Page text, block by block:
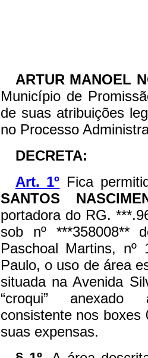
ARTUR MANOEL
Município de
de suas atribuições
no Processo
DECRETA:
Art. 1º Fica
SANTOS
portadora do RG.
sob nº ***358008**
Paschoal Martins,
Paulo, o uso de área
situada na Avenida
“croqui” anexado
consistente nos
suas expensas.